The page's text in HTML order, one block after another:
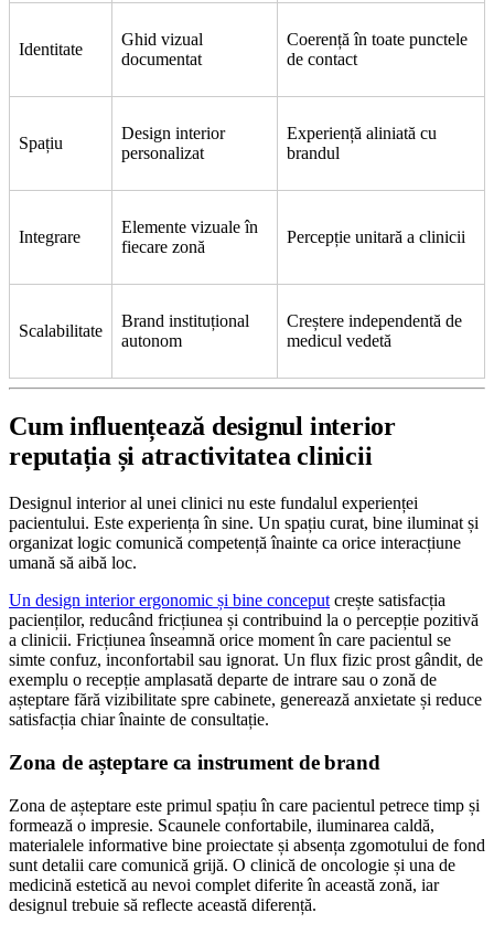
Identitate
Ghid vizual
documentat
Coerență în toate punctele
de contact
Spațiu
Design interior
personalizat
Experiență aliniată cu
brandul
Integrare
Elemente vizuale în
fiecare zonă
Percepție unitară a clinicii
Scalabilitate
Brand instituțional
autonom
Creștere independentă de
medicul vedetă
Cum influențează designul interior
reputația și atractivitatea clinicii
Designul interior al unei clinici nu este fundalul experienței
pacientului. Este experiența în sine. Un spațiu curat, bine iluminat și
organizat logic comunică competență înainte ca orice interacțiune
umană să aibă loc.
Un design interior ergonomic și bine conceput crește satisfacția
pacienților, reducând fricțiunea și contribuind la o percepție pozitivă
a clinicii. Fricțiunea înseamnă orice moment în care pacientul se
simte confuz, inconfortabil sau ignorat. Un flux fizic prost gândit, de
exemplu o recepție amplasată departe de intrare sau o zonă de
așteptare fără vizibilitate spre cabinete, generează anxietate și reduce
satisfacția chiar înainte de consultație.
Zona de așteptare ca instrument de brand
Zona de așteptare este primul spațiu în care pacientul petrece timp și
formează o impresie. Scaunele confortabile, iluminarea caldă,
materialele informative bine proiectate și absența zgomotului de fond
sunt detalii care comunică grijă. O clinică de oncologie și una de
medicină estetică au nevoi complet diferite în această zonă, iar
designul trebuie să reflecte această diferență.